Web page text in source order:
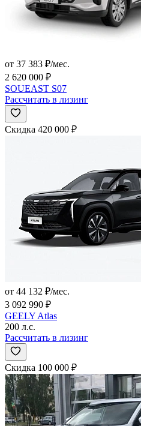
от 37 383 ₽/мес.
2 620 000 ₽
SOUEAST S07
Рассчитать в лизинг
Скидка 420 000 ₽
от 44 132 ₽/мес.
3 092 990 ₽
GEELY Atlas
200 л.с.
Рассчитать в лизинг
Скидка 100 000 ₽